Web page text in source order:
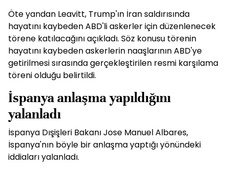
Öte yandan Leavitt, Trump'ın İran saldırısında
hayatını kaybeden ABD'li askerler için düzenlenecek
törene katılacağını açıkladı. Söz konusu törenin
hayatını kaybeden askerlerin naaşlarının ABD'ye
getirilmesi sırasında gerçekleştirilen resmi karşılama
töreni olduğu belirtildi.
İspanya anlaşma yapıldığını
yalanladı
İspanya Dışişleri Bakanı Jose Manuel Albares,
İspanya'nın böyle bir anlaşma yaptığı yönündeki
iddiaları yalanladı.